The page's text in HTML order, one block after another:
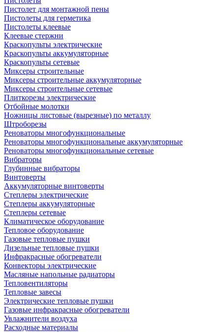
Пистолет для монтажной пены
Пистолеты для герметика
Пистолеты клеевые
Клеевые стержни
Краскопульты электрические
Краскопульты аккумуляторные
Краскопульты сетевые
Миксеры строительные
Миксеры строительные аккумуляторные
Миксеры строительные сетевые
Плиткорезы электрические
Отбойные молотки
Ножницы листовые (вырезные) по металлу
Штроборезы
Реноваторы многофункциональные
Реноваторы многофункциональные аккумуляторные
Реноваторы многофункциональные сетевые
Вибраторы
Глубинные вибраторы
Винтоверты
Аккумуляторные винтоверты
Степлеры электрические
Степлеры аккумуляторные
Степлеры сетевые
Климатическое оборудование
Тепловое оборудование
Газовые тепловые пушки
Дизельные тепловые пушки
Инфракрасные обогреватели
Конвекторы электрические
Масляные напольные радиаторы
Тепловентиляторы
Тепловые завесы
Электрические тепловые пушки
Газовые инфракрасные обогреватели
Увлажнители воздуха
Расходные материалы